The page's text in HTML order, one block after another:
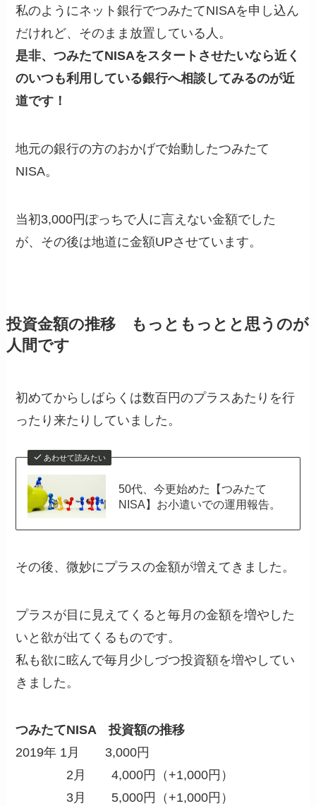
私のようにネット銀行でつみたてNISAを申し込ん
だけれど、そのまま放置している人。
是非、つみたてNISAをスタートさせたいなら近く
のいつも利用している銀行へ相談してみるのが近
道です！
地元の銀行の方のおかげで始動したつみたて
NISA。
当初3,000円ぽっちで人に言えない金額でした
が、その後は地道に金額UPさせています。
投資金額の推移 もっともっとと思うのが
人間です
初めてからしばらくは数百円のプラスあたりを行
ったり来たりしていました。
あわせて読みたい
50代、今更始めた【つみたて
NISA】お小遣いでの運用報告。
その後、微妙にプラスの金額が増えてきました。
プラスが目に見えてくると毎月の金額を増やした
いと欲が出てくるものです。
私も欲に眩んで毎月少しづつ投資額を増やしてい
きました。
つみたてNISA 投資額の推移
2019年 1月 3,000円
2月 4,000円（+1,000円）
3月 5,000円（+1,000円）